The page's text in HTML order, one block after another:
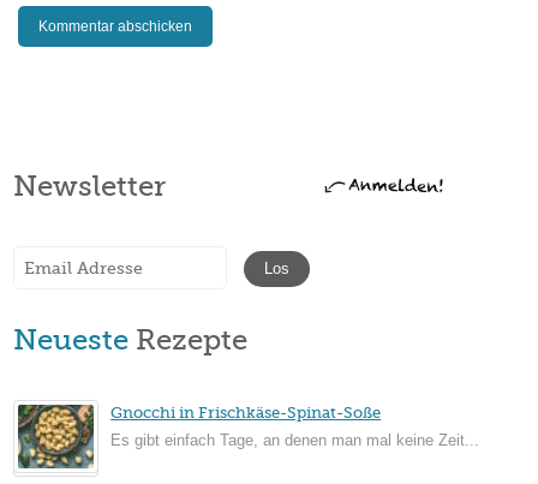
Newsletter
Neueste Rezepte
Gnocchi in Frischkäse-Spinat-Soße
Es gibt einfach Tage, an denen man mal keine Zeit...